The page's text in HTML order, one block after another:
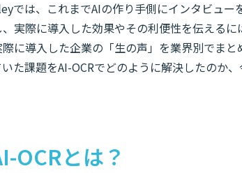
では、これまでAIの作り手側にインタビュー
、実際に導入した効果やその利便性を伝える
際に導入した企業の「生の声」を業界別でま
た課題をAI-OCRでどのように解決したのか
OCRとは？